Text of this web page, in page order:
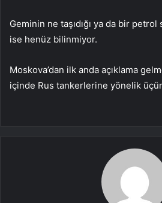
Geminin ne taşıdığı ya da bir petrol
ise henüz bilinmiyor.
Moskova’dan ilk anda açıklama
içinde Rus tankerlerine yönelik